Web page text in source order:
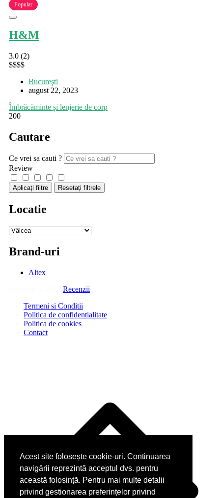
Acest site folosește cookie-uri. Continuarea
navigării reprezintă acceptul dvs. pentru
această folosință. Pentru mai multe detalii
privind gestionarea preferințelor privind
Popular
H&M
3.0 (2)
$$$$
Bucureşti
august 22, 2023
Îmbrăcăminte și lenjerie de corp
200
Cautare
Ce vrei sa cauti ?
Review
Aplicați filtre Resetați filtrele
Locatie
Brand-uri
Altex
Recenzii
Termeni si Conditii
Politica de confidentialitate
Politica de cookies
Contact